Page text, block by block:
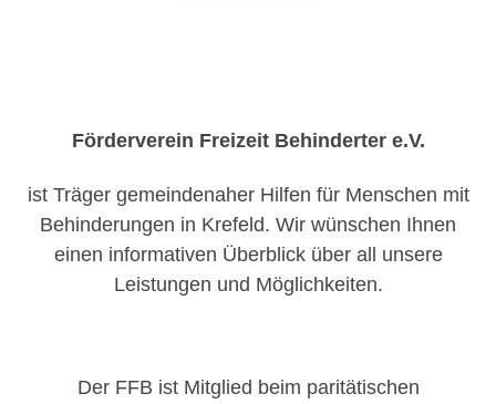
Förderverein Freizeit Behinderter e.V.
ist Träger gemeindenaher Hilfen für Menschen mit
Behinderungen in Krefeld. Wir wünschen Ihnen
einen informativen Überblick über all unsere
Leistungen und Möglichkeiten.
Der FFB ist Mitglied beim paritätischen